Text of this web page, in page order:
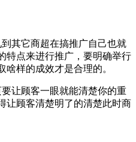
其它商超在搞推广自己也就
特点来进行推广，要明确举行
样的成效才是合理的。
让顾客一眼就能清楚你的重
让顾客清楚明了的清楚此时商